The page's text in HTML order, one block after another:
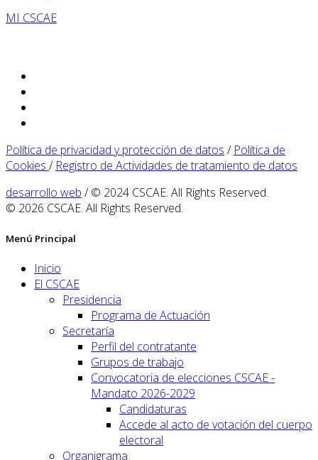
MI CSCAE
Política de privacidad y protección de datos / Política de
Cookies / Registro de Actividades de tratamiento de datos
desarrollo web / © 2024 CSCAE. All Rights Reserved.
© 2026 CSCAE. All Rights Reserved.
Menú Principal
Inicio
El CSCAE
Presidencia
Programa de Actuación
Secretaría
Perfil del contratante
Grupos de trabajo
Convocatoria de elecciones CSCAE -
Mandato 2026-2029
Candidaturas
Accede al acto de votación del cuerpo
electoral
Organigrama